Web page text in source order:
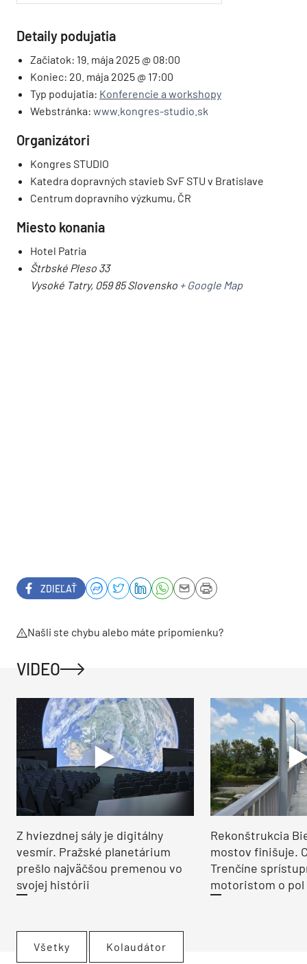
Detaily podujatia
Začiatok: 19. mája 2025 @ 08:00
Koniec: 20. mája 2025 @ 17:00
Typ podujatia: Konferencie a workshopy
Webstránka: www.kongres-studio.sk
Organizátori
Kongres STUDIO
Katedra dopravných stavieb SvF STU v Bratislave
Centrum dopravního výzkumu, ČR
Miesto konania
Hotel Patria
Štrbské Pleso 33
Vysoké Tatry, 059 85 Slovensko + Google Map
ZDIEĽAŤ
Našli ste chybu alebo máte pripomienku?
VIDEO
Z hviezdnej sály je digitálny
vesmír. Pražské planetárium
prešlo najväčšou premenou vo
svojej histórii
Rekonštrukcia
mostov finišuje.
Trenčíne
motoristom o pol
Všetky Kolaudátor